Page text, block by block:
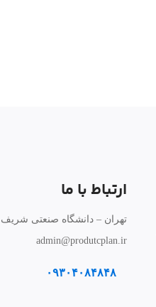
ارتباط با ما
تهران – دانشگاه صنعتی شریف
admin@produtcplan.ir
۰۹۳۰۴۰۸۴۸۴۸